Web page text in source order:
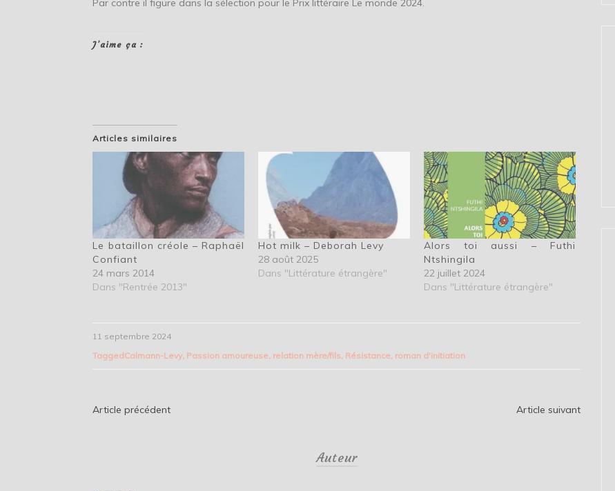
Par contre il figure dans la sélection pour le Prix littéraire Le monde 2024.
J’aime ça :
Articles similaires
Le bataillon créole – Raphaël
Confiant
24 mars 2014
Dans "Rentrée 2013"
Hot milk – Deborah Levy
28 août 2025
Dans "Littérature étrangère"
Alors toi aussi – Futhi
Ntshingila
22 juillet 2024
Dans "Littérature étrangère"
11 septembre 2024
TaggedCalmann-Levy, Passion amoureuse, relation mère/fils, Résistance, roman d'initiation
Navigation
Article précédent Article suivant
Auteur